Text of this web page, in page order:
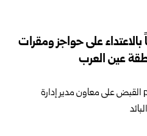
20 متورطاً بالاعتداء على حواجز ومقرات
عين العرب